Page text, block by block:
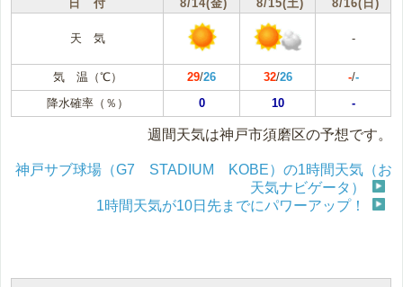
日 付 8/14(金) 8/15(土) 8/16(日)
天 気 -
気 温（℃） 29/26 32/26 -/-
降水確率（％）
0 10 -
週間天気は神戸市須磨区の予想です。
神戸サブ球場（G7 STADIUM KOBE）の1時間天気（お
天気ナビゲータ）
1時間天気が10日先までにパワーアップ！